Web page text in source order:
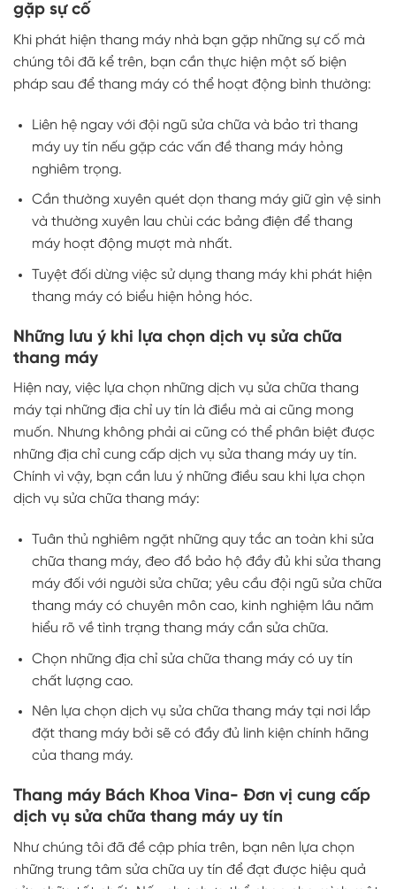
gặp sự cố
Khi phát hiện thang máy nhà bạn gặp những sự cố mà
chúng tôi đã kể trên, bạn cần thực hiện một số biện
pháp sau để thang máy có thể hoạt động bình thường:
Liên hệ ngay với đội ngũ sửa chữa và bảo trì thang
máy uy tín nếu gặp các vấn đề thang máy hỏng
nghiêm trọng.
Cần thường xuyên quét dọn thang máy giữ gìn vệ sinh
và thường xuyên lau chùi các bảng điện để thang
máy hoạt động mượt mà nhất.
Tuyệt đối dừng việc sử dụng thang máy khi phát hiện
thang máy có biểu hiện hỏng hóc.
Những lưu ý khi lựa chọn dịch vụ sửa chữa
thang máy
Hiện nay, việc lựa chọn những dịch vụ sửa chữa thang
máy tại những địa chỉ uy tín là điều mà ai cũng mong
muốn. Nhưng không phải ai cũng có thể phân biệt được
những địa chỉ cung cấp dịch vụ sửa thang máy uy tín.
Chính vì vậy, bạn cần lưu ý những điều sau khi lựa chọn
dịch vụ sửa chữa thang máy:
Tuân thủ nghiêm ngặt những quy tắc an toàn khi sửa
chữa thang máy, đeo đồ bảo hộ đầy đủ khi sửa thang
máy đối với người sửa chữa; yêu cầu đội ngũ sửa chữa
thang máy có chuyên môn cao, kinh nghiệm lâu năm
hiểu rõ về tình trạng thang máy cần sửa chữa.
Chọn những địa chỉ sửa chữa thang máy có uy tín
chất lượng cao.
Nên lựa chọn dịch vụ sửa chữa thang máy tại nơi lắp
đặt thang máy bởi sẽ có đầy đủ linh kiện chính hãng
của thang máy.
Thang máy Bách Khoa Vina- Đơn vị cung cấp
dịch vụ sửa chữa thang máy uy tín
Như chúng tôi đã đề cập phía trên, bạn nên lựa chọn
những trung tâm sửa chữa uy tín để đạt được hiệu quả